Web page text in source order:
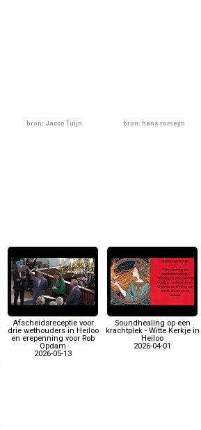
bron: Jacco Tuijn bron: hans romeyn
Afscheidsreceptie voor
drie wethouders in Heiloo
en erepenning voor Rob
Opdam
2026-05-13
Soundhealing op een
krachtplek - Witte Kerkje in
Heiloo
2026-04-01